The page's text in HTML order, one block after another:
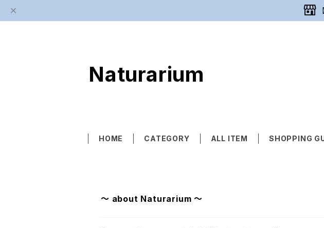
Naturarium
HOME CATEGORY ALL ITEM SHOPPING
〜 about Naturarium 〜